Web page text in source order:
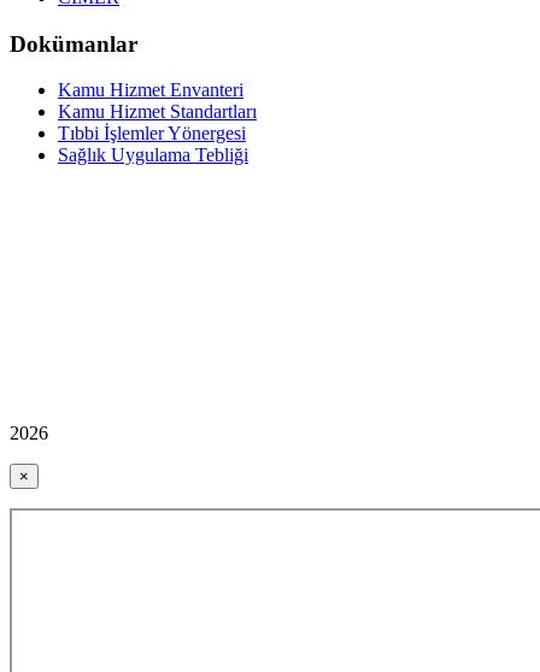
Dokümanlar
Kamu Hizmet Envanteri
Kamu Hizmet Standartları
Tıbbi İşlemler Yönergesi
Sağlık Uygulama Tebliği
2026
×